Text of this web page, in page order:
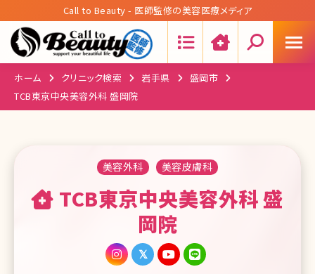
Call to Beauty - 医師監修の美容医療メディア
ホーム クリニック検索 岩手県
盛岡市
TCB東京中央美容外科 盛岡院
美容外科 美容皮膚科
TCB東京中央美容外科 盛
岡院